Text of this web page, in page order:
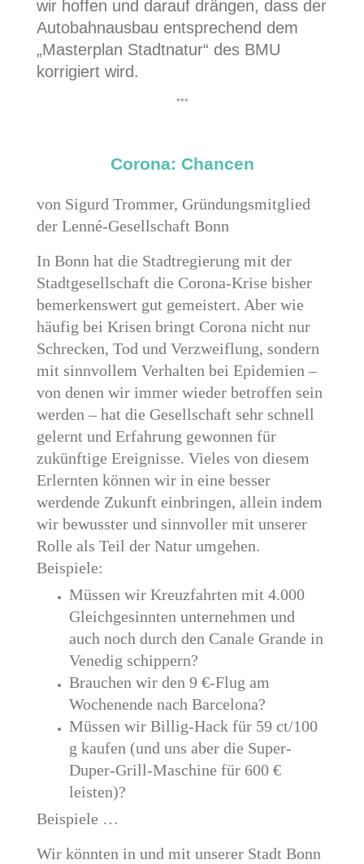
wir hoffen und darauf drängen, dass der
Autobahnausbau entsprechend dem
„Masterplan Stadtnatur“ des BMU
korrigiert wird.
***
Corona: Chancen
von Sigurd Trommer, Gründungsmitglied
der Lenné-Gesellschaft Bonn
In Bonn hat die Stadtregierung mit der
Stadtgesellschaft die Corona-Krise bisher
bemerkenswert gut gemeistert. Aber wie
häufig bei Krisen bringt Corona nicht nur
Schrecken, Tod und Verzweiflung, sondern
mit sinnvollem Verhalten bei Epidemien –
von denen wir immer wieder betroffen sein
werden – hat die Gesellschaft sehr schnell
gelernt und Erfahrung gewonnen für
zukünftige Ereignisse. Vieles von diesem
Erlernten können wir in eine besser
werdende Zukunft einbringen, allein indem
wir bewusster und sinnvoller mit unserer
Rolle als Teil der Natur umgehen.
Beispiele:
Müssen wir Kreuzfahrten mit 4.000
Gleichgesinnten unternehmen und
auch noch durch den Canale Grande in
Venedig schippern?
Brauchen wir den 9 €-Flug am
Wochenende nach Barcelona?
Müssen wir Billig-Hack für 59 ct/100
g kaufen (und uns aber die Super-
Duper-Grill-Maschine für 600 €
leisten)?
Beispiele …
Wir könnten in und mit unserer Stadt Bonn